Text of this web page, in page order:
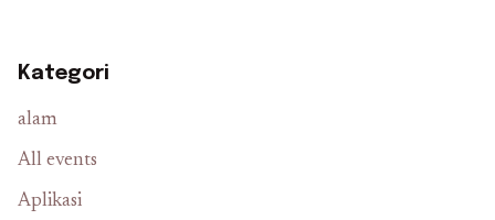
Kategori
alam
All events
Aplikasi